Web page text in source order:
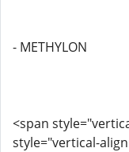
- METHYLON
<span
style="vertical-